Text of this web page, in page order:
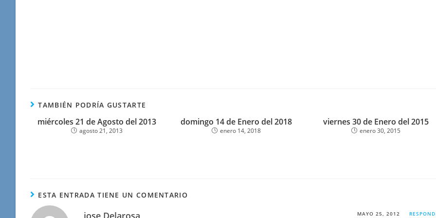
TAMBIÉN PODRÍA GUSTARTE
miércoles 21 de Agosto del 2013
agosto 21, 2013
domingo 14 de Enero del 2018
enero 14, 2018
viernes 30 de Enero del 2015
enero 30, 2015
ESTA ENTRADA TIENE UN COMENTARIO
jose Delarosa MAYO 25, 2012